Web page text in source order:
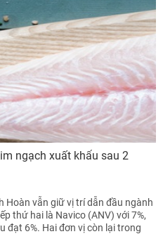
ngạch xuất khẩu sau 2
Hoàn vẫn giữ vị trí dẫn đầu ngành
thứ hai là Navico (ANV) với 7%,
đạt 6%. Hai đơn vị còn lại trong